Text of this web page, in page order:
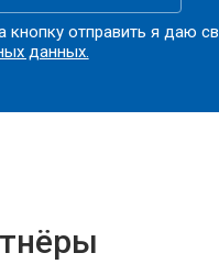
кнопку отправить я даю
данных.